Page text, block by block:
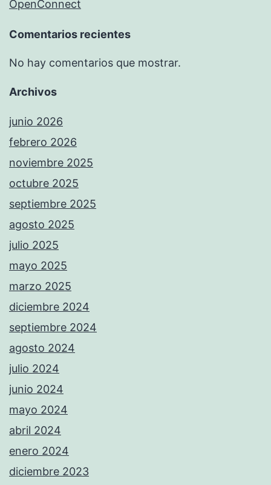
OpenConnect
Comentarios recientes
No hay comentarios que mostrar.
Archivos
junio 2026
febrero 2026
noviembre 2025
octubre 2025
septiembre 2025
agosto 2025
julio 2025
mayo 2025
marzo 2025
diciembre 2024
septiembre 2024
agosto 2024
julio 2024
junio 2024
mayo 2024
abril 2024
enero 2024
diciembre 2023